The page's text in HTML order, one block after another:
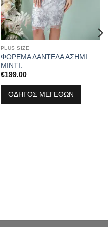
PLUS SIZE
ΦΟΡΕΜΑ ΔΑΝΤΕΛΑ ΑΣΗΜΙ
ΜΙΝΤΙ.
€199.00
ΟΔΗΓΟΣ ΜΕΓΕΘΩΝ